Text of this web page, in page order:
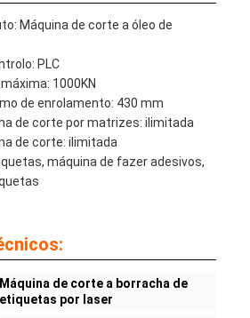
Máquina de corte a óleo de
PLC
1000KN
de enrolamento: 430 mm
de corte por matrizes: ilimitada
de corte: ilimitada
máquina de fazer adesivos,
Máquina de corte a borracha de
etiquetas por laser